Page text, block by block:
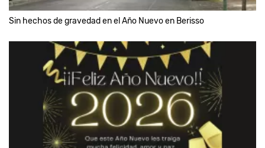
Sin hechos de gravedad en el Año Nuevo en Berisso